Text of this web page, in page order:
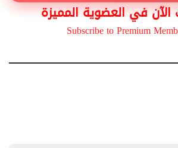
في العضوية المميزة
Subscribe to Premium